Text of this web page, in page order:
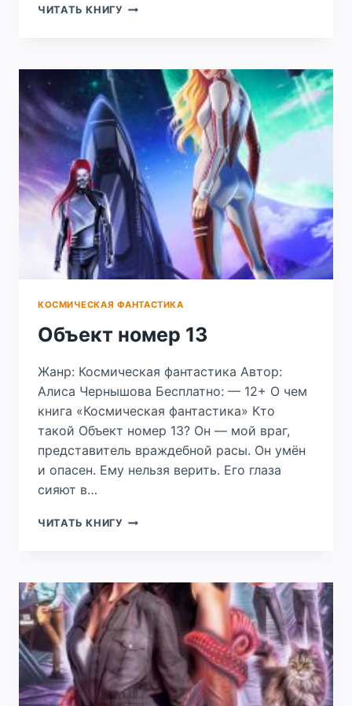
ЧИТАТЬ КНИГУ ТОРИАНСКАЯ
ГНЕВ
ИМПЕРАТОРА.
КОСМИЧЕСКАЯ ФАНТАСТИКА
Объект номер 13
Жанр: Космическая фантастика Автор:
Алиса Чернышова Бесплатно: — 12+ О чем
книга «Космическая фантастика» Кто
такой Объект номер 13? Он — мой враг,
представитель враждебной расы. Он умён
и опасен. Ему нельзя верить. Его глаза
сияют в…
ЧИТАТЬ КНИГУ ОБЪЕКТ